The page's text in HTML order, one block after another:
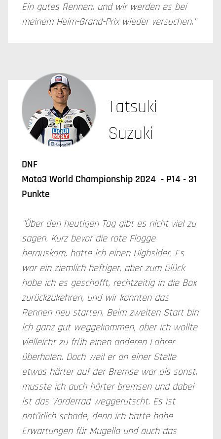
Ein gutes Rennen, und wir werden es bei
meinem Heim-Grand-Prix wieder versuchen."
Tatsuki
Suzuki
DNF
Moto3 World Championship 2024 - P14 - 31
Punkte
"Über den heutigen Tag gibt es nicht viel zu
sagen. Kurz bevor die rote Flagge
herauskam, hatte ich einen Highsider. Es
war ein ziemlich heftiger, aber zum Glück
habe ich es geschafft, rechtzeitig in die Box
zurückzukehren, und wir konnten das
Rennen neu starten. Beim zweiten Start bin
ich ganz gut weggekommen, aber ich wollte
vielleicht zu früh einen anderen Fahrer
überholen. Doch weil er an einer Stelle
etwas härter auf der Bremse war als sonst,
musste ich auch härter bremsen und dabei
ist das Vorderrad weggerutscht. Es ist
natürlich schade, denn ich hatte hohe
Erwartungen für Mugello und auch das